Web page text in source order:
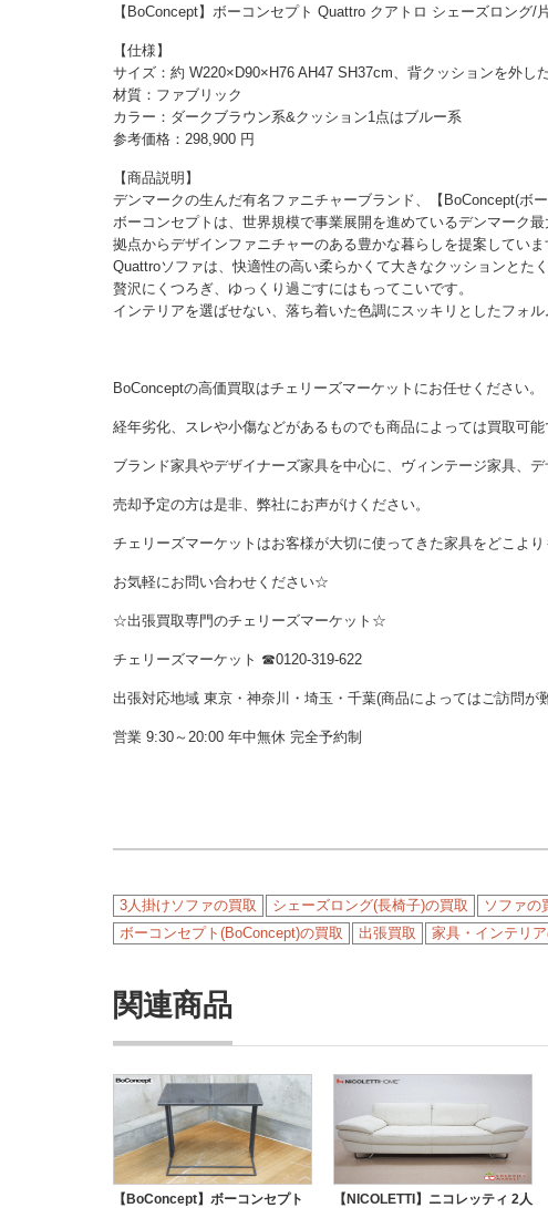
【BoConcept】ボーコンセプト Quattro クアトロ シェーズロング/
【仕様】
サイズ：約 W220×D90×H76 AH47 SH37cm、背クッションを外し
材質：ファブリック
カラー：ダークブラウン系&クッション1点はブルー系
参考価格：298,900 円
【商品説明】
デンマークの生んだ有名ファニチャーブランド、【BoConcept(ボ
ボーコンセプトは、世界規模で事業展開を進めているデンマーク
拠点からデザインファニチャーのある豊かな暮らしを提案していま
Quattroソファは、快適性の高い柔らかくて大きなクッションとた
贅沢にくつろぎ、ゆっくり過ごすにはもってこいです。
インテリアを選ばせない、落ち着いた色調にスッキリとしたフォ
BoConceptの高価買取はチェリーズマーケットにお任せください。
経年劣化、スレや小傷などがあるものでも商品によっては買取可能
ブランド家具やデザイナーズ家具を中心に、ヴィンテージ家具、
売却予定の方は是非、弊社にお声がけください。
チェリーズマーケットはお客様が大切に使ってきた家具をどこより
お気軽にお問い合わせください☆
☆出張買取専門のチェリーズマーケット☆
チェリーズマーケット ☎︎0120-319-622
出張対応地域 東京・神奈川・埼玉・千葉(商品によってはご訪問が
営業 9:30～20:00 年中無休 完全予約制
3人掛けソファの買取 シェーズロング(長椅子)の買取 ソファの
ボーコンセプト(BoConcept)の買取
出張買取 家具・インテリ
関連商品
【BoConcept】ボーコンセプト
【NICOLETTI】ニコレッティ 2人